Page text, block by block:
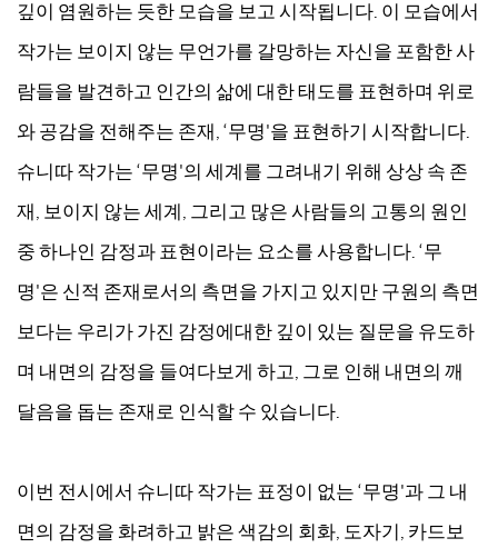
깊이 염원하는 듯한 모습을 보고 시작됩니다. 이 모습에서
작가는 보이지 않는 무언가를 갈망하는 자신을 포함한 사
람들을 발견하고 인간의 삶에 대한 태도를 표현하며 위로
와 공감을 전해주는 존재, ‘무명'을 표현하기 시작합니다.
슈니따 작가는 ‘무명'의 세계를 그려내기 위해 상상 속 존
재, 보이지 않는 세계, 그리고 많은 사람들의 고통의 원인
중 하나인 감정과 표현이라는 요소를 사용합니다. ‘무
명'은 신적 존재로서의 측면을 가지고 있지만 구원의 측면
보다는 우리가 가진 감정에대한 깊이 있는 질문을 유도하
며 내면의 감정을 들여다보게 하고, 그로 인해 내면의 깨
달음을 돕는 존재로 인식할 수 있습니다.
이번 전시에서 슈니따 작가는 표정이 없는 ‘무명'과 그 내
면의 감정을 화려하고 밝은 색감의 회화, 도자기, 카드보